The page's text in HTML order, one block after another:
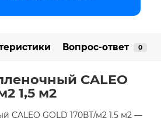
Вопрос-ответ 0
CALEO
1,5 м2
CALEO GOLD 170ВТ/м2 1,5 м2 —